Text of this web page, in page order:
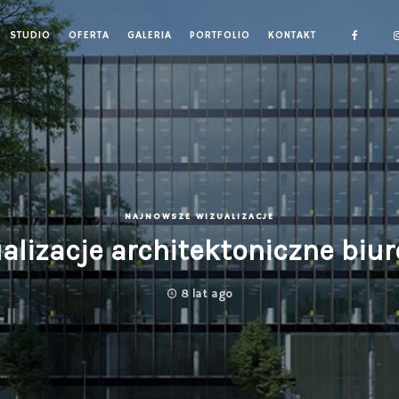
STUDIO OFERTA GALERIA PORTFOLIO KONTAKT
NAJNOWSZE WIZUALIZACJE
architektoniczne
8 lat ago